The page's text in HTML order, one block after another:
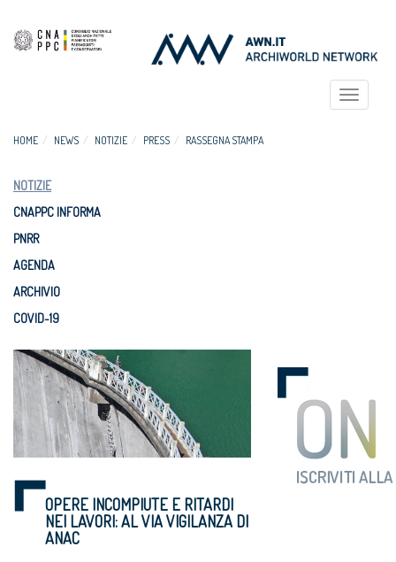
Toggle
HOME NEWS NOTIZIE PRESS RASSEGNA STAMPA
NOTIZIE
CNAPPC INFORMA
PNRR
AGENDA
ARCHIVIO
COVID-19
OPERE INCOMPIUTE E RITARDI
NEI LAVORI: AL VIA VIGILANZA DI
ANAC